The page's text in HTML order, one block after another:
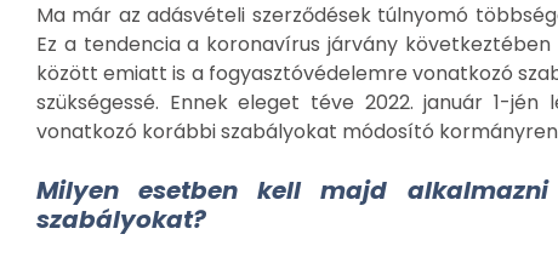
Ma már az adásvételi szerződések túlnyomó
Ez a tendencia a koronavírus járvány
között emiatt is a fogyasztóvédelemre vonatkozó
szükségessé. Ennek eleget téve 2022. január 1-
vonatkozó korábbi szabályokat módosító
Milyen esetben kell majd
szabályokat?